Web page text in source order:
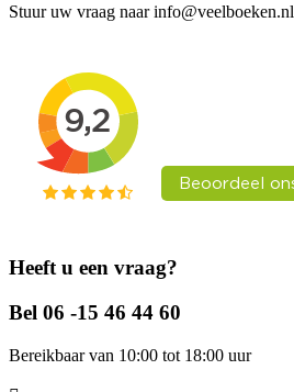
Stuur uw vraag naar info@veelboeken.nl
Heeft u een vraag?
Bel 06 -15 46 44 60
Bereikbaar van 10:00 tot 18:00 uur